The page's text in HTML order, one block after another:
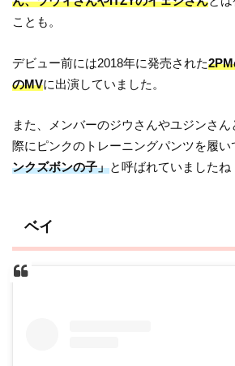
ことも。
デビュー前には2018年に発売された
のMVに出演していました。
また、メンバーのジウさんやユジンさ
際にピンクのトレーニングパンツを履
ンクズボンの子」と呼ばれていましたね
ベイ